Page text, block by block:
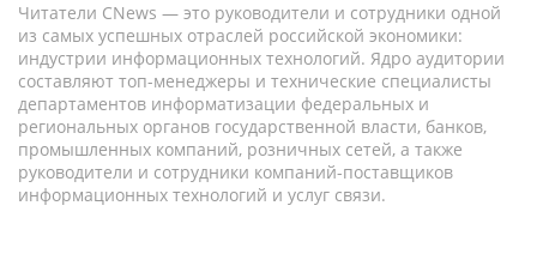
Читатели CNews — это руководители и сотрудники одной
из самых успешных отраслей российской экономики:
индустрии информационных технологий. Ядро аудитории
составляют топ-менеджеры и технические специалисты
департаментов информатизации федеральных и
региональных органов государственной власти, банков,
промышленных компаний, розничных сетей, а также
руководители и сотрудники компаний-поставщиков
информационных технологий и услуг связи.